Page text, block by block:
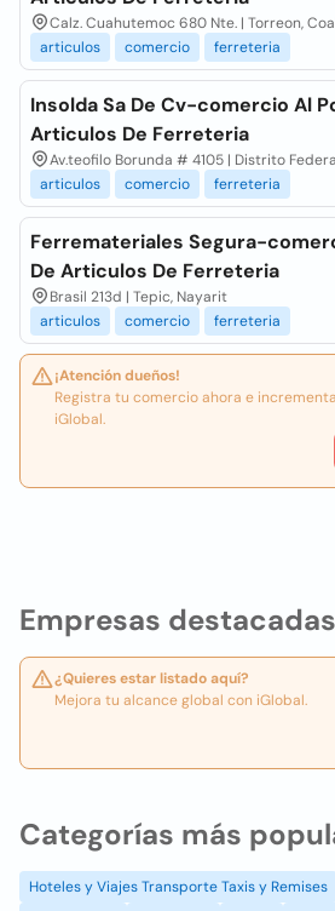
Empresas destacadas
¿Quieres estar listado aquí?
Mejora tu alcance global con iGlobal.
Calz. Cuahutemoc 680 Nte. | Torreon,
articulos
comercio ferreteria
Insolda Sa De Cv-comercio Al
Articulos De Ferreteria
Av.teofilo Borunda # 4105 | Distrito
articulos
comercio ferreteria
Ferremateriales Segura-
De Articulos De Ferreteria
Brasil 213d | Tepic, Nayarit
articulos
comercio ferreteria
¡Atención dueños!
Registra tu comercio ahora e
iGlobal.
Categorías más
Hoteles y Viajes Transporte Taxis y Remises